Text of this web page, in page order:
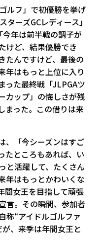
ルフ」で初優勝を挙げ
ターズGCレディース」
年は前半戦の調子が
けど、結果優勝でき
たんですけど、最後の
年はもっと上位に入り
った最終戦「JLPGAツ
カップ」の悔しさが残
まった。この借りは来
、「今シーズンはすご
たところもあれば、い
と活躍して、たくさん
年はもっとかわいくな
間女王を目指して頑張
言。その瞬間、参加者
称“アイドルゴルファ
、来季は年間女王と